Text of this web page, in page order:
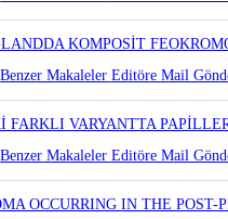
EDEN GRANÜLOMATÖZ
Benzer MakalelerEditöre Mail
KOMPOSİT
Benzer MakalelerEditöre Mail
VARYANTTA
Benzer MakalelerEditöre Mail